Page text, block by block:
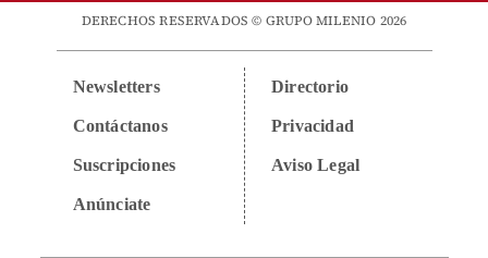
DERECHOS RESERVADOS © GRUPO MILENIO 2026
Newsletters
Contáctanos
Suscripciones
Anúnciate
Directorio
Privacidad
Aviso Legal